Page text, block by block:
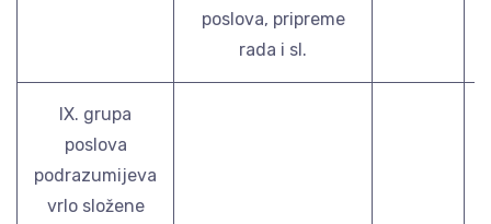
poslova, pripreme
rada i sl.
IX. grupa
poslova
podrazumijeva
vrlo složene